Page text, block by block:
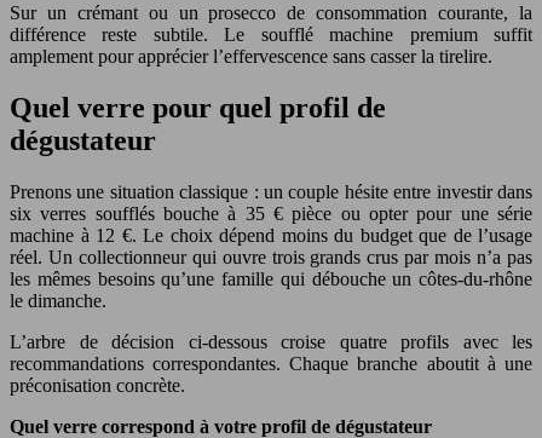
Sur un crémant ou un prosecco de consommation courante, la
différence reste subtile. Le soufflé machine premium suffit
amplement pour apprécier l’effervescence sans casser la tirelire.
Quel verre pour quel profil de
dégustateur
Prenons une situation classique : un couple hésite entre investir dans
six verres soufflés bouche à 35 € pièce ou opter pour une série
machine à 12 €. Le choix dépend moins du budget que de l’usage
réel. Un collectionneur qui ouvre trois grands crus par mois n’a pas
les mêmes besoins qu’une famille qui débouche un côtes-du-rhône
le dimanche.
L’arbre de décision ci-dessous croise quatre profils avec les
recommandations correspondantes. Chaque branche aboutit à une
préconisation concrète.
Quel verre correspond à votre profil de dégustateur